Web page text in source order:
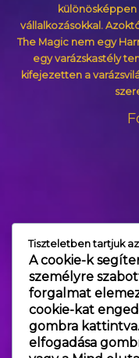
vállalkozásokkal.
The Magic nem egy
egy varázskastély
kifejezetten a
1065
Tiszteletben tartjuk
A cookie-k
személyre
forgalmat
cookie-kat
gombra
elfogadása